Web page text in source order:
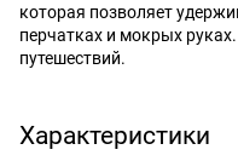
которая позволяет
перчатках и мокрых
путешествий.
Характеристики